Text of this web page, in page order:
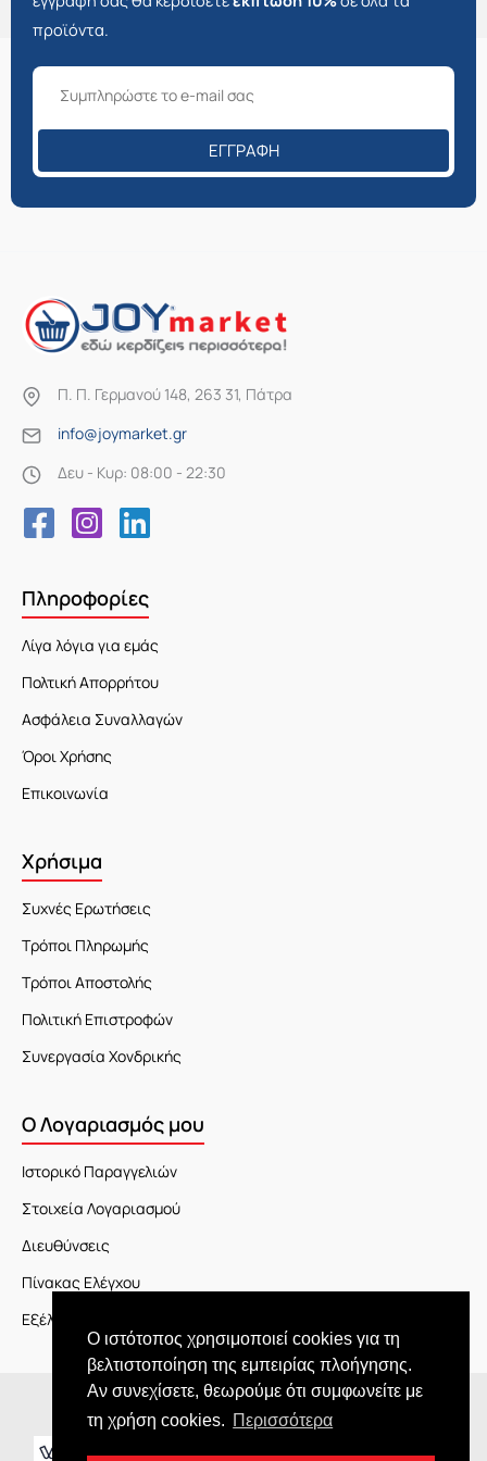
Ο ιστότοπος χρησιμοποιεί cookies για τη
βελτιστοποίηση της εμπειρίας πλοήγησης.
Αν συνεχίσετε, θεωρούμε ότι συμφωνείτε με
τη χρήση cookies. Περισσότερα
προϊόντα.
ΕΓΓΡΑΦΉ
Π. Π. Γερμανού 148, 263 31, Πάτρα
info@joymarket.gr
Δευ - Κυρ: 08:00 - 22:30
Πληροφορίες
Λίγα λόγια για εμάς
Πολτική Απορρήτου
Ασφάλεια Συναλλαγών
Όροι Χρήσης
Επικοινωνία
Χρήσιμα
Συχνές Ερωτήσεις
Τρόποι Πληρωμής
Τρόποι Αποστολής
Πολιτική Επιστροφών
Συνεργασία Χονδρικής
Ο Λογαριασμός μου
Ιστορικό Παραγγελιών
Στοιχεία Λογαριασμού
Διευθύνσεις
Πίνακας Ελέγχου
Εξέλιξη Παραγγελίας
Copyright © 2026 JOY market